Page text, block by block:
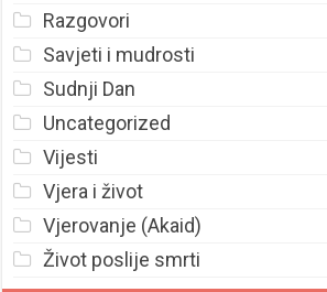
Razgovori
Savjeti i mudrosti
Sudnji Dan
Uncategorized
Vijesti
Vjera i život
Vjerovanje (Akaid)
Život poslije smrti